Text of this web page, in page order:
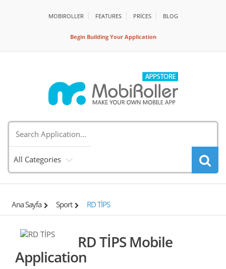
MOBIROLLER FEATURES PRİCES BLOG
Begin Building Your Application
All Categories
Ana Sayfa Sport RD TİPS
RD TİPS Mobile
Application